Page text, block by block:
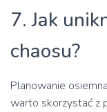
7. Jak
chaosu?
Planowanie
warto skorzystać z